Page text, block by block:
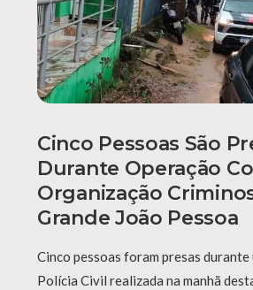
Cinco Pessoas São
Durante Operação
Organização
Grande João Pessoa
Cinco pessoas foram presas durante
Polícia Civil realizada na manhã